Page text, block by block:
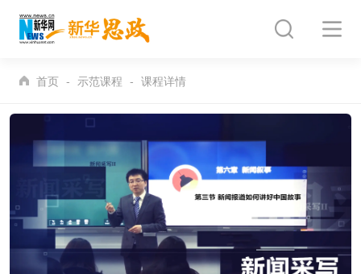
首页 示范课程 课程详情